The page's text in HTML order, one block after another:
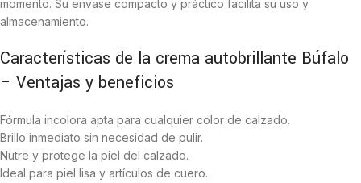
momento. Su envase compacto y práctico facilita su uso y
almacenamiento.
Características de la crema autobrillante Búfalo
– Ventajas y beneficios
Fórmula incolora apta para cualquier color de calzado.
Brillo inmediato sin necesidad de pulir.
Nutre y protege la piel del calzado.
Ideal para piel lisa y artículos de cuero.